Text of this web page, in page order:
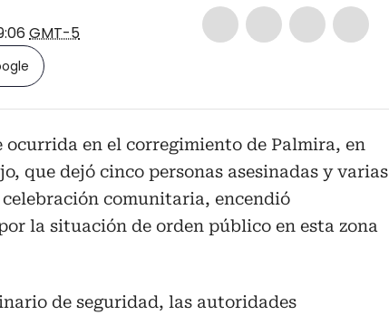
GMT-5
ocurrida en el corregimiento de Palmira, en
que dejó cinco personas asesinadas y varias
comunitaria, encendió
la situación de orden público en esta zona
de seguridad, las autoridades